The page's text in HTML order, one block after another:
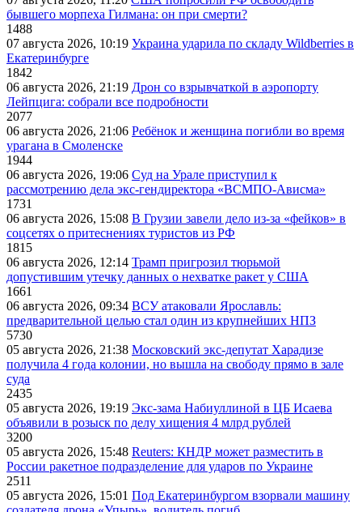
бывшего морпеха Гилмана: он при смерти?
1488
07 августа 2026, 10:19 Украина ударила по складу Wildberries в
Екатеринбурге
1842
06 августа 2026, 21:19 Дрон со взрывчаткой в аэропорту
Лейпцига: собрали все подробности
2077
06 августа 2026, 21:06 Ребёнок и женщина погибли во время
урагана в Смоленске
1944
06 августа 2026, 19:06 Суд на Урале приступил к
рассмотрению дела экс-гендиректора «ВСМПО-Ависма»
1731
06 августа 2026, 15:08 В Грузии завели дело из-за «фейков» в
соцсетях о притеснениях туристов из РФ
1815
06 августа 2026, 12:14 Трамп пригрозил тюрьмой
допустившим утечку данных о нехватке ракет у США
1661
06 августа 2026, 09:34 ВСУ атаковали Ярославль:
предварительной целью стал один из крупнейших НПЗ
5730
05 августа 2026, 21:38 Московский экс-депутат Харадизе
получила 4 года колонии, но вышла на свободу прямо в зале
суда
2435
05 августа 2026, 19:19 Экс-зама Набиуллиной в ЦБ Исаева
объявили в розыск по делу хищения 4 млрд рублей
3200
05 августа 2026, 15:48 Reuters: КНДР может разместить в
России ракетное подразделение для ударов по Украине
2511
05 августа 2026, 15:01 Под Екатеринбургом взорвали машину